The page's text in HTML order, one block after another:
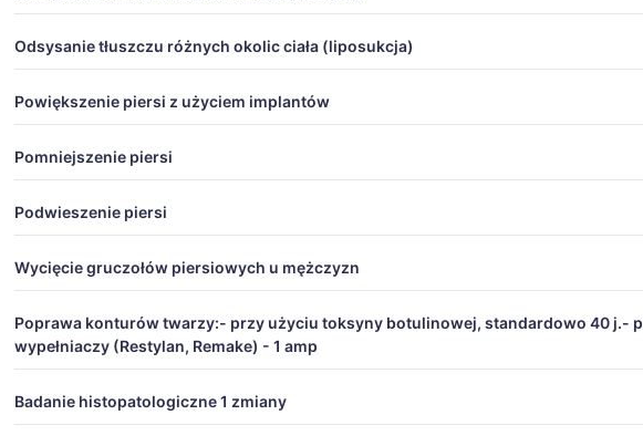
Odsysanie tłuszczu różnych okolic ciała (liposukcja)
Powiększenie piersi z użyciem implantów
Pomniejszenie piersi
Podwieszenie piersi
Wycięcie gruczołów piersiowych u mężczyzn
Poprawa konturów twarzy:- przy użyciu toksyny botulinowej, standardowo 40 j.-
wypełniaczy (Restylan, Remake) - 1 amp
Badanie histopatologiczne 1 zmiany